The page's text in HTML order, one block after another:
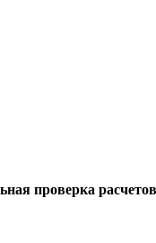
проверка